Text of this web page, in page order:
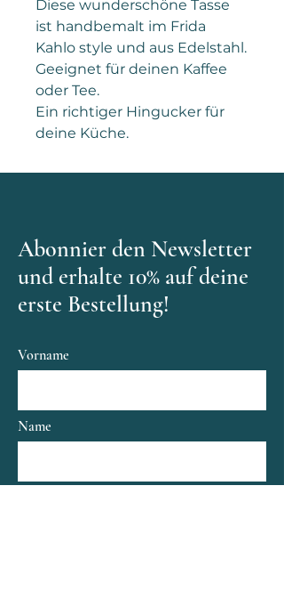
Diese wunderschöne Tasse
ist handbemalt im Frida
Kahlo style und aus Edelstahl.
Geeignet für deinen Kaffee
oder Tee.
Ein richtiger Hingucker für
deine Küche.
Abonnier den Newsletter
und erhalte 10% auf deine
erste Bestellung!
Vorname
Name